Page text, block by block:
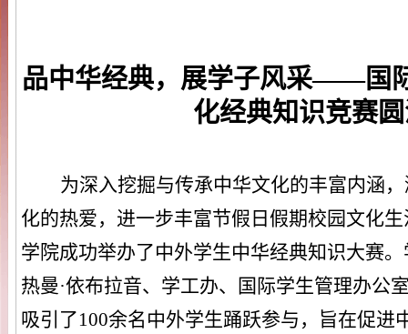
品中华经典，展学子风采——国际
化经典知识竞赛
为深入挖掘与传承中华文化的丰富内涵
化的热爱，进一步丰富节假日 假期校园文化生
学院成功举办了中外学生中华经典知识大赛
热曼·依布拉音、 学工办、国际学生管理办公
吸引了100余名中外学生踊跃参与，旨在促进